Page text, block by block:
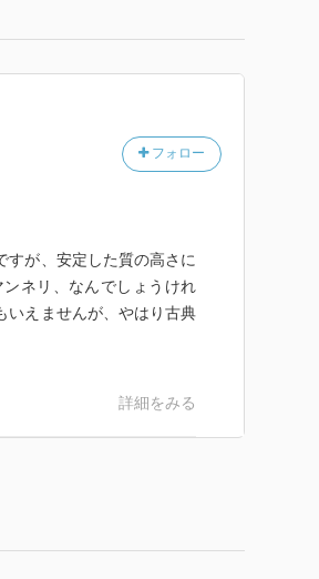
フォロー
すが、安定した質の高さに
ネリ、なんでしょうけれ
いえませんが、やはり古典
詳細をみる